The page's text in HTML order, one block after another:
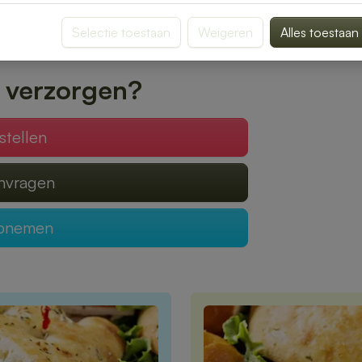
zorg verpakt, zodat jij kunt genieten
eenvoudig online en laat je
Selectie toestaan Weigeren Alles toestaan